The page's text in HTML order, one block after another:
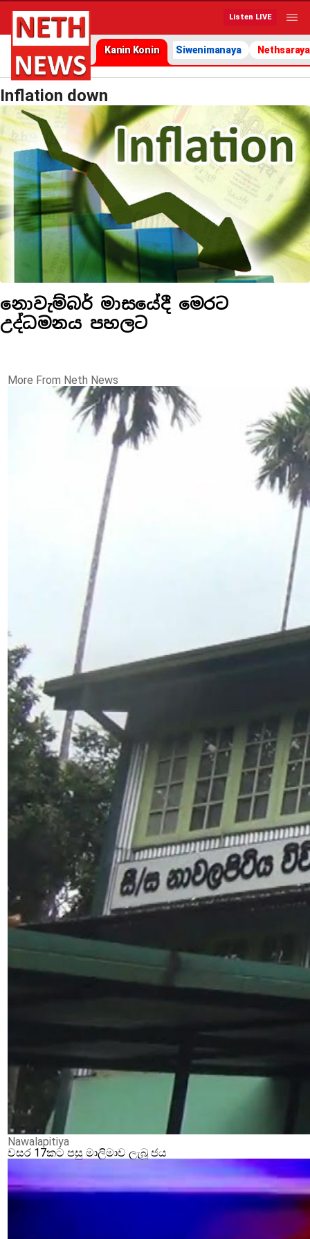
Listen LIVE
Kanin Konin Siwenimanaya Nethsaraya
Inflation down
නොවැම්බර් මාසයේදී මෙරට
උද්ධමනය පහලට
More From Neth News
Nawalapitiya
වසර 17කට පසු මාලිමාව ලැබූ ජය